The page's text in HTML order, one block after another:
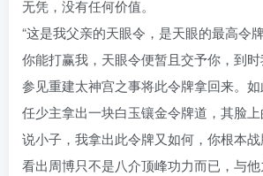
无凭，没有任何价值。
“这是我父亲的天眼令，是天眼的最高令
你能打赢我，天眼令便暂且交予你，到
参见重建太神宫之事将此令牌拿回来。
任少主拿出一块白玉镶金令牌道，其脸
说小子，我拿出此令牌又如何，你根本
看出周博只不是八介顶峰功力而已，与